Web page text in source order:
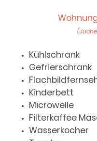
Kühlschrank
Gefrierschrank
Kinderbett
Microwelle
Filterkaffee
Wasserkocher